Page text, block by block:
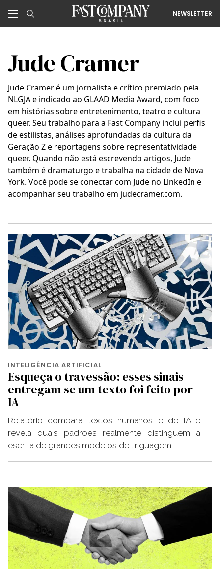
NEWSLETTER
Jude Cramer
Jude Cramer é um jornalista e crítico premiado pela
NLGJA e indicado ao GLAAD Media Award, com foco
em histórias sobre entretenimento, teatro e cultura
queer. Seu trabalho para a Fast Company inclui perfis
de estilistas, análises aprofundadas da cultura da
Geração Z e reportagens sobre representatividade
queer. Quando não está escrevendo artigos, Jude
também é dramaturgo e trabalha na cidade de Nova
York. Você pode se conectar com Jude no LinkedIn e
acompanhar seu trabalho em judecramer.com.
INTELIGÊNCIA ARTIFICIAL
Esqueça o travessão: esses sinais
entregam se um texto foi feito por
IA
Relatório compara textos humanos e de IA e
revela quais padrões realmente distinguem a
escrita de grandes modelos de linguagem.